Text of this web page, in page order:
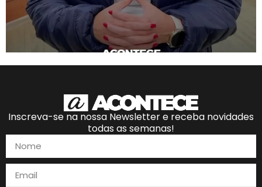
Inscreva-se na nossa Newsletter e receba novidades
todas as semanas!